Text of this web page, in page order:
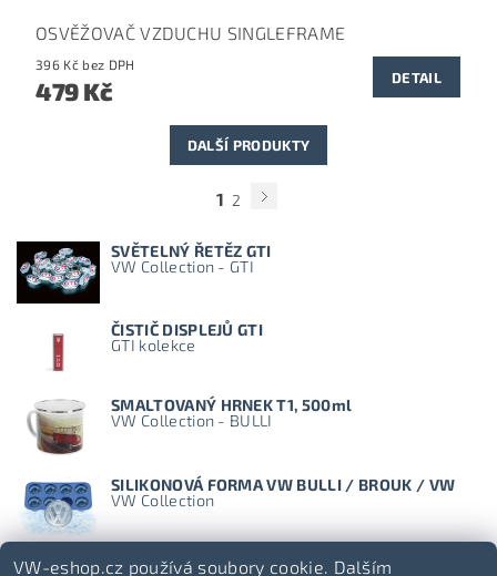
OSVĚŽOVAČ VZDUCHU SINGLEFRAME
396 Kč bez DPH
479 Kč DETAIL
DALŠÍ PRODUKTY
1 2
SVĚTELNÝ ŘETĚZ GTI
VW Collection - GTI
ČISTIČ DISPLEJŮ GTI
GTI kolekce
SMALTOVANÝ HRNEK T1, 500ml
VW Collection - BULLI
SILIKONOVÁ FORMA VW BULLI / BROUK / VW
VW Collection
VW-eshop.cz používá soubory cookie. Dalším